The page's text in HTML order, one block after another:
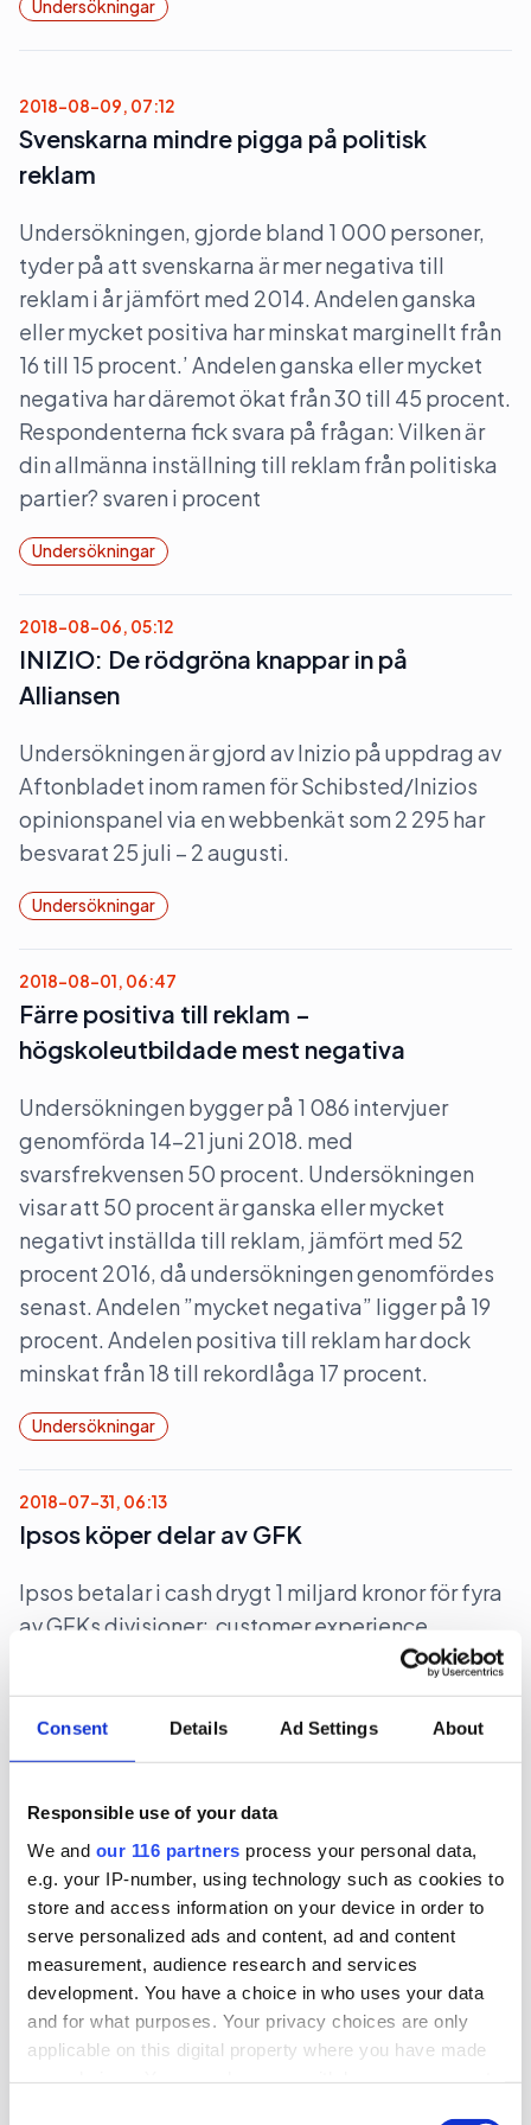
Consent Details Ad Settings About
Responsible use of your data
We and our 116 partners process your personal data,
e.g. your IP-number, using technology such as cookies to
store and access information on your device in order to
serve personalized ads and content, ad and content
measurement, audience research and services
development. You have a choice in who uses your data
and for what purposes. Your privacy choices are only
applicable on this digital property where you have made
Undersökningar
2018-08-09, 07:12
Svenskarna mindre pigga på politisk
reklam
Undersökningen, gjorde bland 1 000 personer,
tyder på att svenskarna är mer negativa till
reklam i år jämfört med 2014. Andelen ganska
eller mycket positiva har minskat marginellt från
16 till 15 procent.’ Andelen ganska eller mycket
negativa har däremot ökat från 30 till 45 procent.
Respondenterna fick svara på frågan: Vilken är
din allmänna inställning till reklam från politiska
partier? svaren i procent
Undersökningar
2018-08-06, 05:12
INIZIO: De rödgröna knappar in på
Alliansen
Undersökningen är gjord av Inizio på uppdrag av
Aftonbladet inom ramen för Schibsted/Inizios
opinionspanel via en webbenkät som 2 295 har
besvarat 25 juli – 2 augusti.
Undersökningar
2018-08-01, 06:47
Färre positiva till reklam –
högskoleutbildade mest negativa
Undersökningen bygger på 1 086 intervjuer
genomförda 14–21 juni 2018. med
svarsfrekvensen 50 procent. Undersökningen
visar att 50 procent är ganska eller mycket
negativt inställda till reklam, jämfört med 52
procent 2016, då undersökningen genomfördes
senast. Andelen ”mycket negativa” ligger på 19
procent. Andelen positiva till reklam har dock
minskat från 18 till rekordlåga 17 procent.
Undersökningar
2018-07-31, 06:13
Ipsos köper delar av GFK
Ipsos betalar i cash drygt 1 miljard kronor för fyra
av GFKs divisioner: customer experience,
experience innovation, health och public affairs.
Ipsos stärker sig inte bara inom de nämnda
divisionerna utan får även ett bättre fotfäste i
Tyskland genom affären. De fyra divisionerna
miljarder kronor varav 55 procent kommer från
EMEA, 39 procent från Amerika.
Undersökningar
2018-07-31, 03:15
En tredjedel av storbolagen följer
inte FNs globala utvecklingsmål